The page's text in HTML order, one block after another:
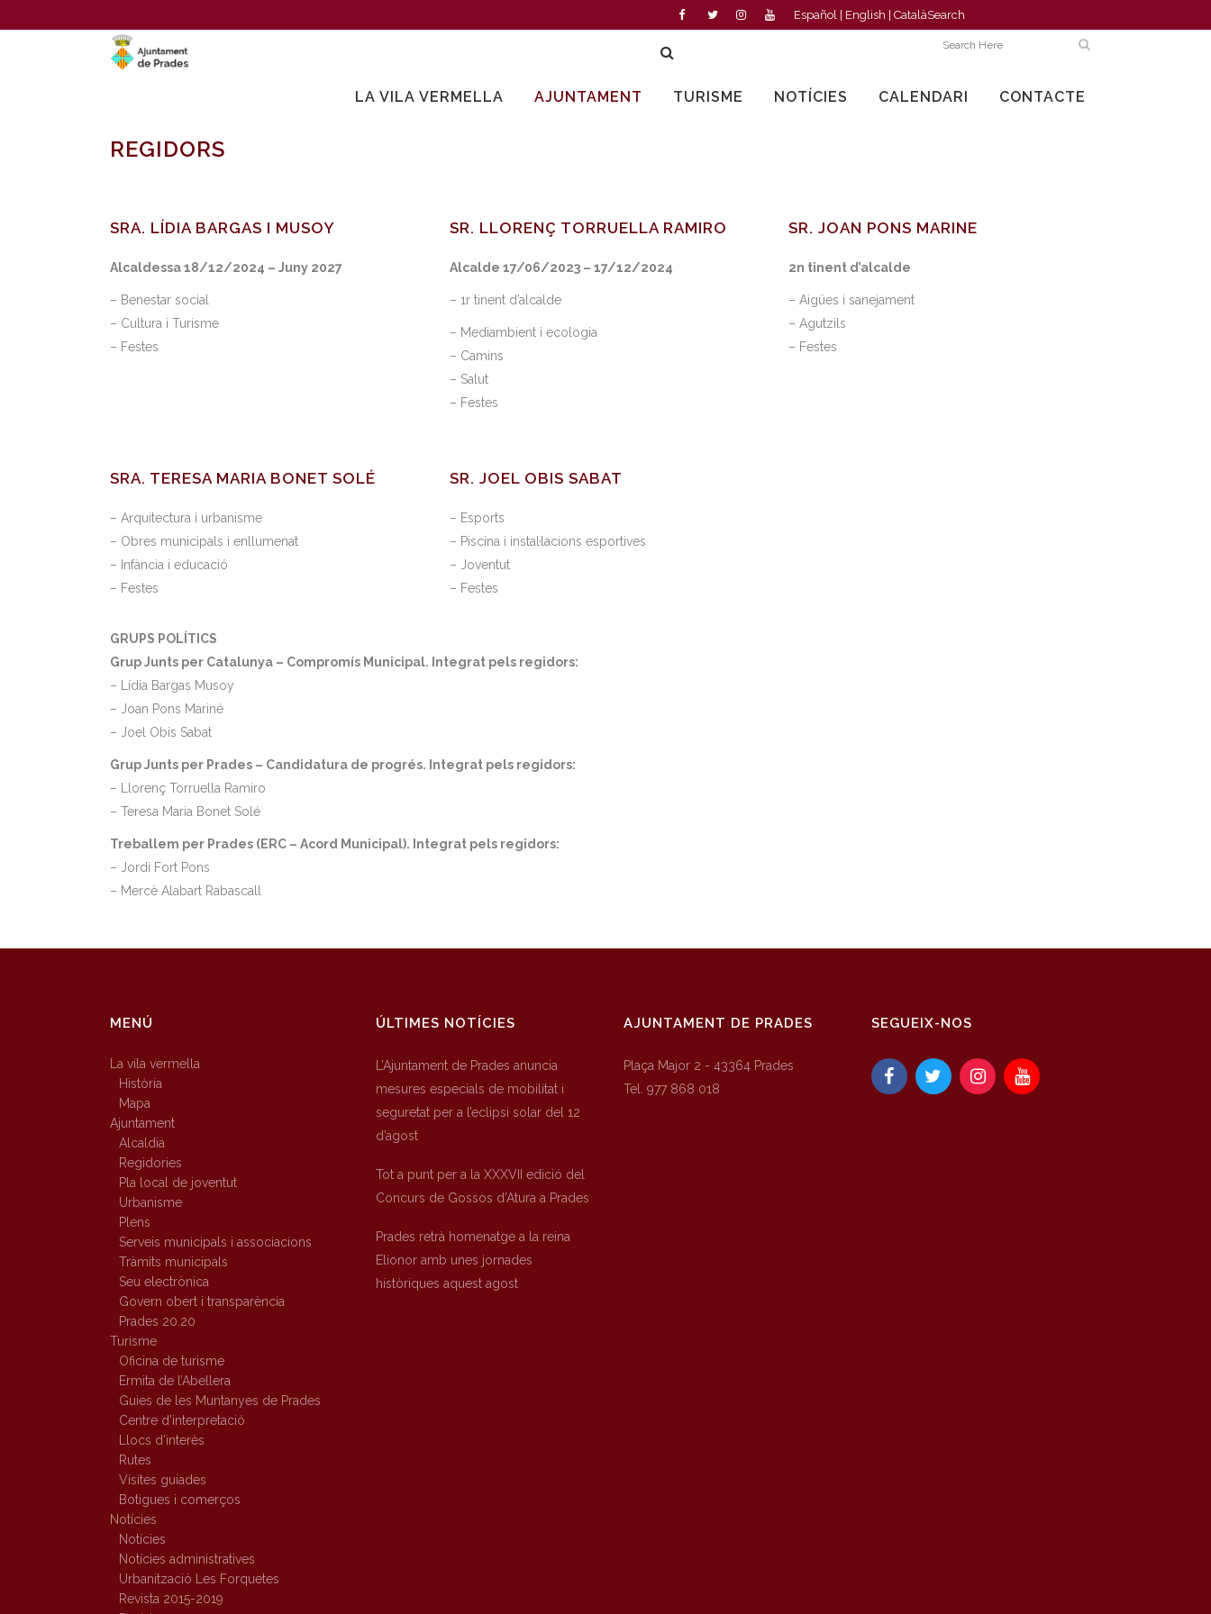
Español English CatalàSearch
LA VILA VERMELLA AJUNTAMENT TURISME NOTÍCIES CALENDARI CONTACTE
REGIDORS
SRA. LÍDIA BARGAS I MUSOY
Alcaldessa 18/12/2024 – Juny 2027
– Benestar social
– Cultura i Turisme
– Festes
SR. LLORENÇ TORRUELLA RAMIRO
Alcalde 17/06/2023 – 17/12/2024
– 1r tinent d’alcalde
– Mediambient i ecologia
– Camins
– Salut
– Festes
SR. JOAN PONS MARINE
2n tinent d’alcalde
– Aigües i sanejament
– Agutzils
– Festes
SRA. TERESA MARIA BONET SOLÉ
– Arquitectura i urbanisme
– Obres municipals i enllumenat
– Infància i educació
– Festes
SR. JOEL OBIS SABAT
– Esports
– Piscina i instal·lacions esportives
– Joventut
– Festes
GRUPS POLÍTICS
Grup Junts per Catalunya – Compromís Municipal. Integrat pels regidors:
– Lídia Bargas Musoy
– Joan Pons Mariné
– Joel Obis Sabat
Grup Junts per Prades – Candidatura de progrés. Integrat pels regidors:
– Llorenç Torruella Ramiro
– Teresa Maria Bonet Solé
Treballem per Prades (ERC – Acord Municipal). Integrat pels regidors:
– Jordi Fort Pons
– Mercè Alabart Rabascall
MENÚ
La vila vermella
Història
Mapa
Ajuntament
Alcaldia
Regidories
Pla local de joventut
Urbanisme
Plens
Serveis municipals i associacions
Tràmits municipals
Seu electrònica
Govern obert i transparència
Prades 20.20
Turisme
Oficina de turisme
Ermita de l’Abellera
Guies de les Muntanyes de Prades
Centre d’interpretació
Llocs d’interès
Rutes
Visites guiades
Botigues i comerços
Notícies
Notícies
Notícies administratives
Urbanització Les Forquetes
Revista 2015-2019
ÚLTIMES NOTÍCIES
L’Ajuntament de Prades anuncia
mesures especials de mobilitat i
seguretat per a l’eclipsi solar del 12
d’agost
Tot a punt per a la XXXVII edició del
Concurs de Gossos d’Atura a Prades
Prades retrà homenatge a la reina
Elionor amb unes jornades
històriques aquest agost
AJUNTAMENT DE PRADES
Plaça Major 2 - 43364 Prades
Tel. 977 868 018
SEGUEIX-NOS